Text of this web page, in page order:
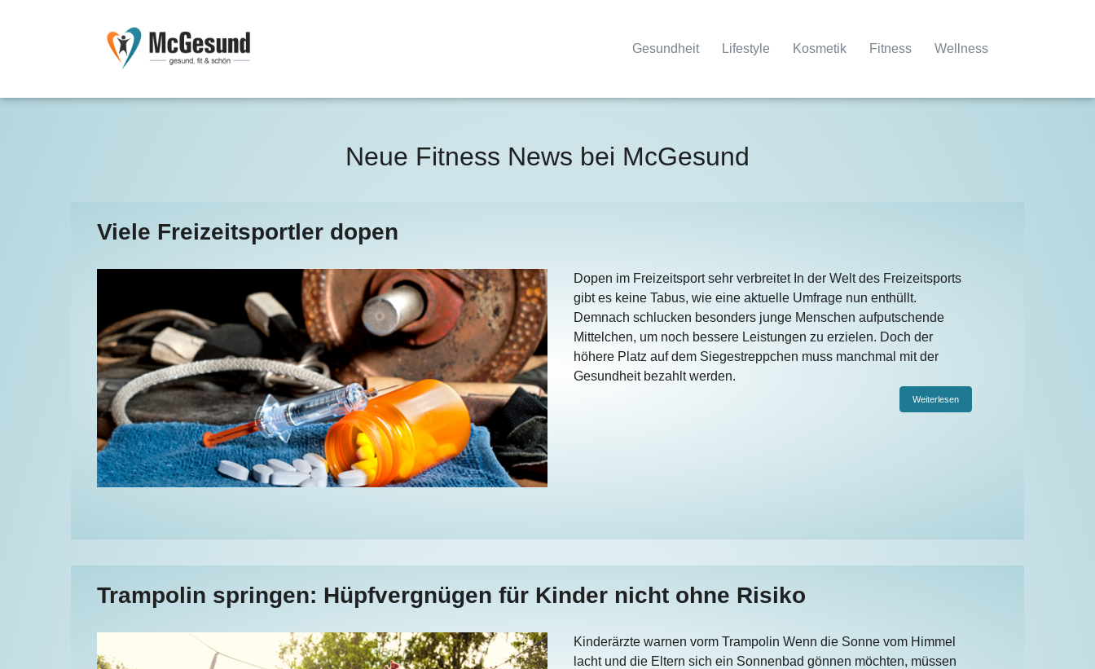
Gesundheit Lifestyle Kosmetik Fitness Wellness
Neue Fitness News bei McGesund
Viele Freizeitsportler dopen
Dopen im Freizeitsport sehr verbreitet In der Welt des Freizeitsports
gibt es keine Tabus, wie eine aktuelle Umfrage nun enthüllt.
Demnach schlucken besonders junge Menschen aufputschende
Mittelchen, um noch bessere Leistungen zu erzielen. Doch der
höhere Platz auf dem Siegestreppchen muss manchmal mit der
Gesundheit bezahlt werden.
Weiterlesen
Trampolin springen: Hüpfvergnügen für Kinder nicht ohne Risiko
Kinderärzte warnen vorm Trampolin Wenn die Sonne vom Himmel
lacht und die Eltern sich ein Sonnenbad gönnen möchten, müssen